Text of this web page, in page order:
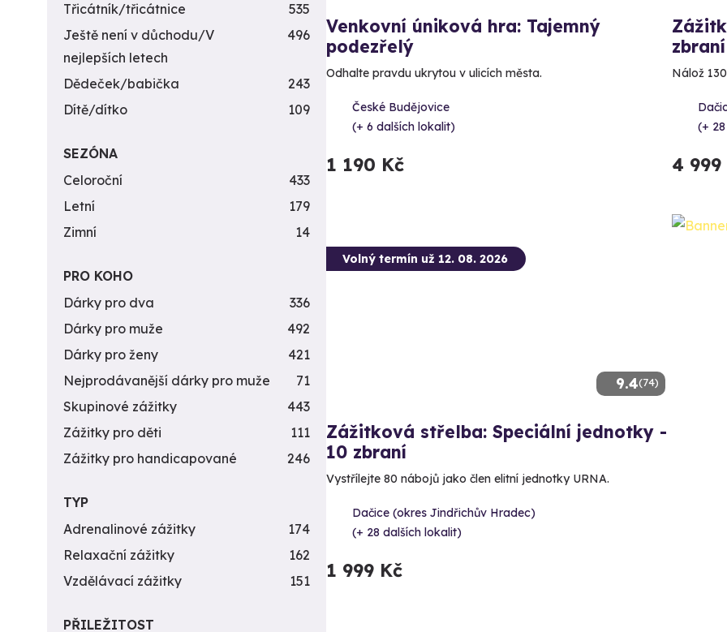
Venkovní úniková hra: Tajemný
podezřelý
Odhalte pravdu ukrytou v ulicích města.
České Budějovice
(+ 6 dalších lokalit)
1 190 Kč
zbraní
Nálož
(+
4 999
9.4(74)
Volný termín už 12. 08. 2026
Zážitková střelba: Speciální jednotky -
10 zbraní
Vystřílejte 80 nábojů jako člen elitní jednotky URNA.
Dačice (okres Jindřichův Hradec)
(+ 28 dalších lokalit)
1 999 Kč
Třicátník/třicátnice
535
Ještě není v důchodu/V
nejlepších letech
496
Dědeček/babička
243
Dítě/dítko
109
SEZÓNA
Celoroční
433
Letní
179
Zimní
14
PRO KOHO
Dárky pro dva
336
Dárky pro muže
492
Dárky pro ženy
421
Nejprodávanější dárky pro muže
71
Skupinové zážitky
443
Zážitky pro děti
111
Zážitky pro handicapované
246
TYP
Adrenalinové zážitky
174
Relaxační zážitky
162
Vzdělávací zážitky
151
PŘILEŽITOST